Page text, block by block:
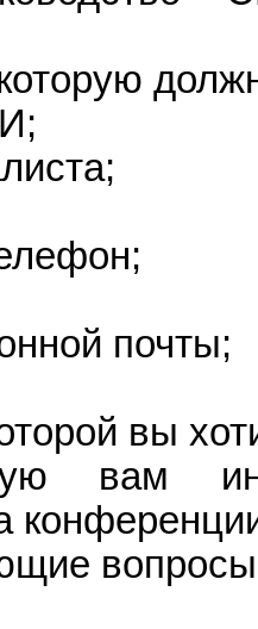
почты;
вы
вам